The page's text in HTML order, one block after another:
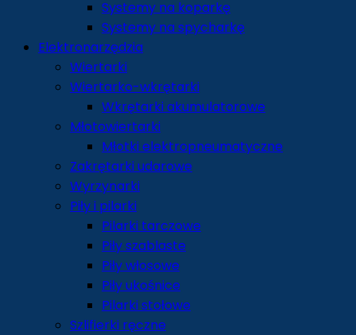
Systemy na koparkę
Systemy na spycharkę
Elektronarzędzia
Wiertarki
Wiertarko-wkrętarki
Wkrętarki akumulatorowe
Młotowiertarki
Młotki elektropneumatyczne
Zakrętarki udarowe
Wyrzynarki
Piły i pilarki
Pilarki tarczowe
Piły szablaste
Piły włosowe
Piły ukośnice
Pilarki stołowe
Szlifierki ręczne